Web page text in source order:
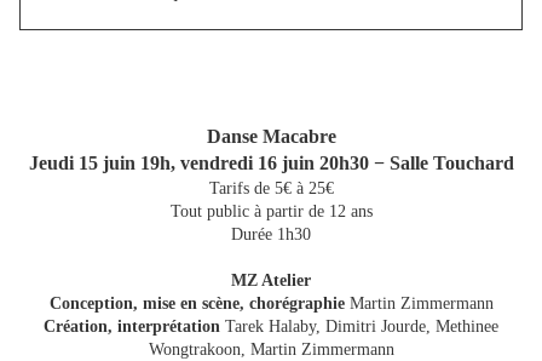
Danse Macabre
Jeudi 15 juin 19h, vendredi 16 juin 20h30 − Salle Touchard
Tarifs de 5€ à 25€
Tout public à partir de 12 ans
Durée 1h30
MZ Atelier
Conception, mise en scène, chorégraphieMartin Zimmermann
Création, interprétation Tarek Halaby, Dimitri Jourde, Methinee
Wongtrakoon, Martin Zimmermann